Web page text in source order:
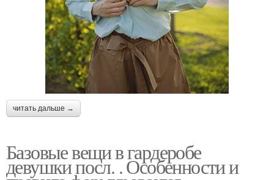
читать дальше →
Базовые вещи в гардеробе
девушки посл. . Особенности и